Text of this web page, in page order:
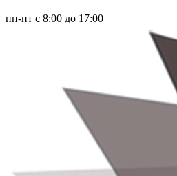
пн-пт с 8:00 до 17:00